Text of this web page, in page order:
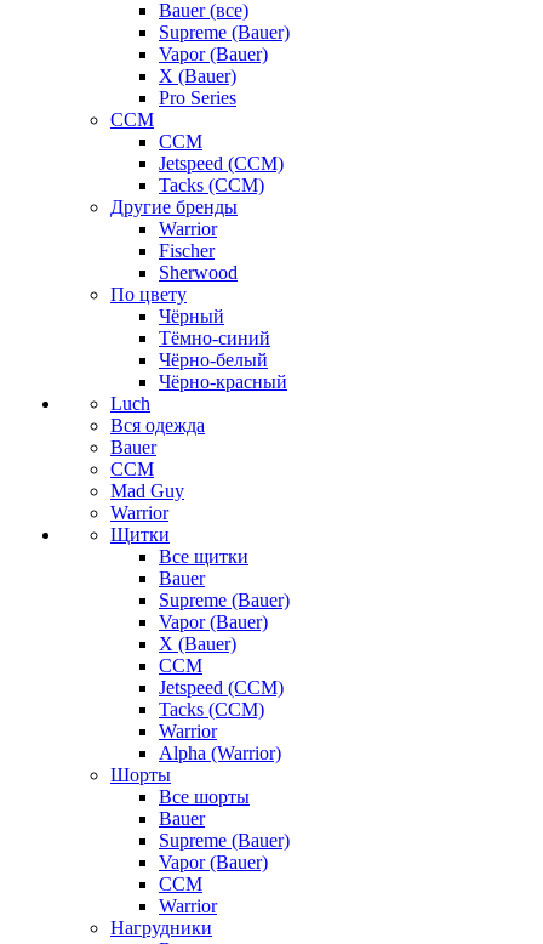
Bauer (все)
Supreme (Bauer)
Vapor (Bauer)
X (Bauer)
Pro Series
CCM
CCM
Jetspeed (CCM)
Tacks (CCM)
Другие бренды
Warrior
Fischer
Sherwood
По цвету
Чёрный
Тёмно-синий
Чёрно-белый
Чёрно-красный
Luch
Вся одежда
Bauer
CCM
Mad Guy
Warrior
Щитки
Все щитки
Bauer
Supreme (Bauer)
Vapor (Bauer)
X (Bauer)
CCM
Jetspeed (CCM)
Tacks (CCM)
Warrior
Alpha (Warrior)
Шорты
Все шорты
Bauer
Supreme (Bauer)
Vapor (Bauer)
CCM
Warrior
Нагрудники